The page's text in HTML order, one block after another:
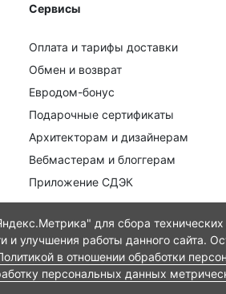
Сервисы
Оплата и тарифы доставки
Обмен и возврат
Евродом-бонус
Подарочные сертификаты
Архитекторам и дизайнерам
Вебмастерам и блоггерам
Приложение СДЭК
для сбора технических
и улучшения работы данного сайта.
в отношении обработки
персональных данных